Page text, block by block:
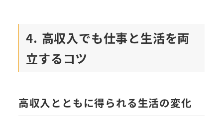
4. 高収入でも仕事と生活を両
立するコツ
高収入とともに得られる生活の変化